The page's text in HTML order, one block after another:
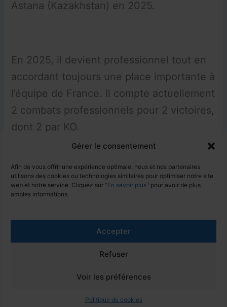
Gérer le consentement
Afin de vous offrir une expérience optimale, nous et nos partenaires
utilisons des cookies ou technologies similaires pour optimiser notre site
web et notre service. Cliquez sur "En savoir plus" pour avoir de plus
amples informations.
Accepter
Refuser
Voir les préférences
Politique de cookies
Astana (Kazakhstan) en 2025.
En 2025, il devient professionnel tout en
accordant toujours une place importante à
l’équipe de France. Il compte actuellement
2 combats professionnels pour 2 victoires,
dont 2 par KO.
Politique de confidentialité (RGPD)